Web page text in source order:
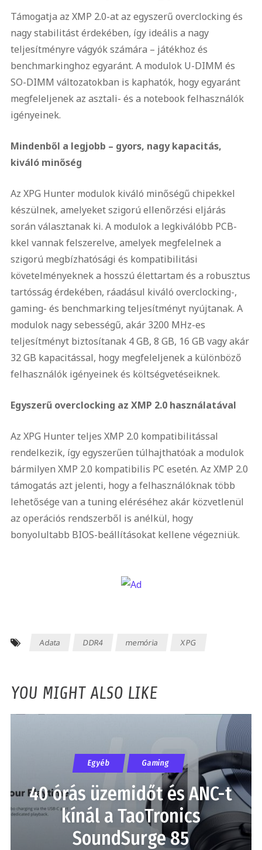
Támogatja az XMP 2.0-at az egyszerű overclocking és
nagy stabilitást érdekében, így ideális a nagy
teljesítményre vágyók számára – játékhoz és
benchmarkinghoz egyaránt. A modulok U-DIMM és
SO-DIMM változatokban is kaphatók, hogy egyaránt
megfeleljenek az asztali- és a notebook felhasználók
igényeinek.
Mindenből a legjobb – gyors, nagy kapacitás,
kiváló minőség
Az XPG Hunter modulok kiváló minőségű chipekkel
készülnek, amelyeket szigorú ellenőrzési eljárás
során választanak ki. A modulok a legkiválóbb PCB-
kkel vannak felszerelve, amelyek megfelelnek a
szigorú megbízhatósági és kompatibilitási
követelményeknek a hosszú élettartam és a robusztus
tartósság érdekében, ráadásul kiváló overclocking-,
gaming- és benchmarking teljesítményt nyújtanak. A
modulok nagy sebességű, akár 3200 MHz-es
teljesítményt biztosítanak 4 GB, 8 GB, 16 GB vagy akár
32 GB kapacitással, hogy megfeleljenek a különböző
felhasználók igényeinek és költségvetéseiknek.
Egyszerű overclocking az XMP 2.0 használatával
Az XPG Hunter teljes XMP 2.0 kompatibilitással
rendelkezik, így egyszerűen túlhajthatóak a modulok
bármilyen XMP 2.0 kompatibilis PC esetén. Az XMP 2.0
támogatás azt jelenti, hogy a felhasználóknak több
lehetősége van a tuning eléréséhez akár közvetlenül
az operációs rendszerből is anélkül, hogy
bonyolultabb BIOS-beállításokat kellene végezniük.
Adata DDR4 memória XPG
YOU MIGHT ALSO LIKE
Egyéb Gaming
40 órás üzemidőt és ANC-t
kínál a TaoTronics
SoundSurge 85